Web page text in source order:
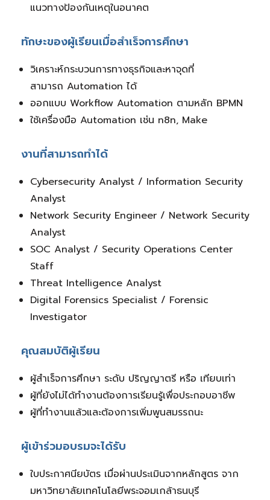
แนวทางป้องกันเหตุในอนาคต
ทักษะของผู้เรียนเมื่อสำเร็จการศึกษา
วิเคราะห์กระบวนการทางธุรกิจและหาจุดที่
สามารถ Automation ได้
ออกแบบ Workflow Automation ตามหลัก BPMN
ใช้เครื่องมือ Automation เช่น n8n, Make
งานที่สามารถทำได้
Cybersecurity Analyst / Information Security
Analyst
Network Security Engineer / Network Security
Analyst
SOC Analyst / Security Operations Center
Staff
Threat Intelligence Analyst
Digital Forensics Specialist / Forensic
Investigator
คุณสมบัติผู้เรียน
ผู้สำเร็จการศึกษา ระดับ ปริญญาตรี หรือ เทียบเท่า
ผู้ที่ยังไม่ได้ทำงานต้องการเรียนรู้เพื่อประกอบอาชีพ
ผู้ที่ทำงานแล้วและต้องการเพิ่มพูนสมรรถนะ
ผู้เข้าร่วมอบรมจะได้รับ
ใบประกาศนียบัตร เมื่อผ่านประเมินจากหลักสูตร จาก
มหาวิทยาลัยเทคโนโลยีพระจอมเกล้าธนบุรี